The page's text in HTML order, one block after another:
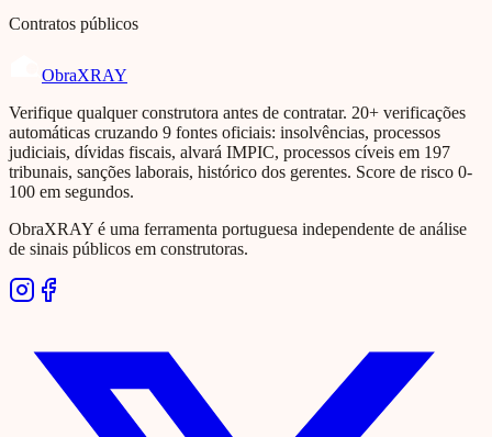
Contratos públicos
ObraXRAY
Verifique qualquer construtora antes de contratar. 20+ verificações
automáticas cruzando 9 fontes oficiais: insolvências, processos
judiciais, dívidas fiscais, alvará IMPIC, processos cíveis em 197
tribunais, sanções laborais, histórico dos gerentes. Score de risco 0-
100 em segundos.
ObraXRAY é uma ferramenta portuguesa independente de análise
de sinais públicos em construtoras.